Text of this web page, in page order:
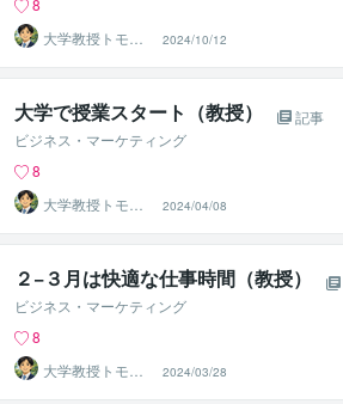
8
大学教授トモ｜
元東大教員
2024/10/12
大学で授業スタート（教授）
記事
ビジネス・マーケティング
8
大学教授トモ｜
元東大教員
2024/04/08
２−３月は快適な仕事時間（教授）
ビジネス・マーケティング
8
大学教授トモ｜
元東大教員
2024/03/28